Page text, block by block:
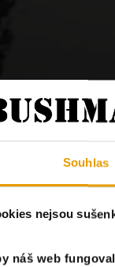
Souhlas
nejsou
náš web
STRÁNKU
PRVNÍ